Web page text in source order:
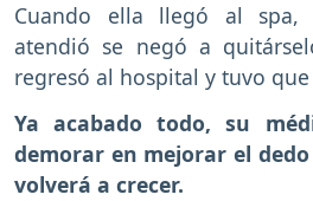
Cuando ella llegó al
atendió se negó a
regresó al hospital y tuvo
Ya acabado todo, su
demorar en mejorar el
volverá a crecer.